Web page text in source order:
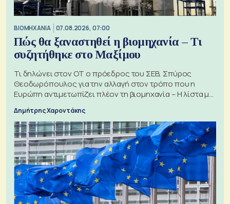
ΒΙΟΜΗΧΑΝΙΑ 07.08.2026, 07:00
Πώς θα ξαναστηθεί η βιομηχανία – Τι
συζητήθηκε στο Μαξίμου
Τι δηλώνει στον ΟΤ ο πρόεδρος του ΣΕΒ, Σπύρος
Θεοδωρόπουλος για την αλλαγή στον τρόπο που η
Ευρώπη αντιμετωπίζει πλέον τη βιομηχανία – Η λίστα με
Δημήτρης Χαροντάκης